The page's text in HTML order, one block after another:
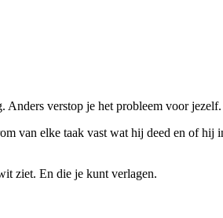
Anders verstop je het probleem voor jezelf.
van elke taak vast wat hij deed en of hij
ziet. En die je kunt verlagen.